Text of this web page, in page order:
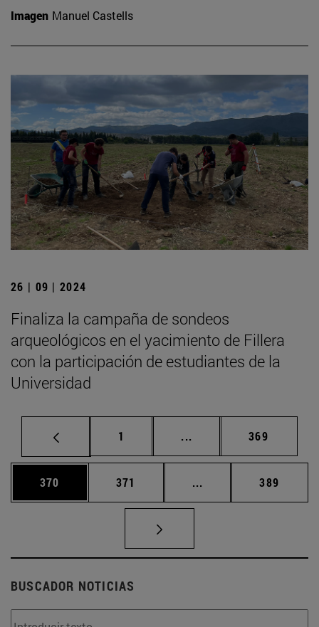
Imagen Manuel Castells
26 | 09 | 2024
Finaliza la campaña de sondeos
arqueológicos en el yacimiento de Fillera
con la participación de estudiantes de la
Universidad
Página
1 ... Páginas intermedias
Página
369
Página
370 Página
371 ... Páginas intermedias
Página
389
BUSCADOR NOTICIAS